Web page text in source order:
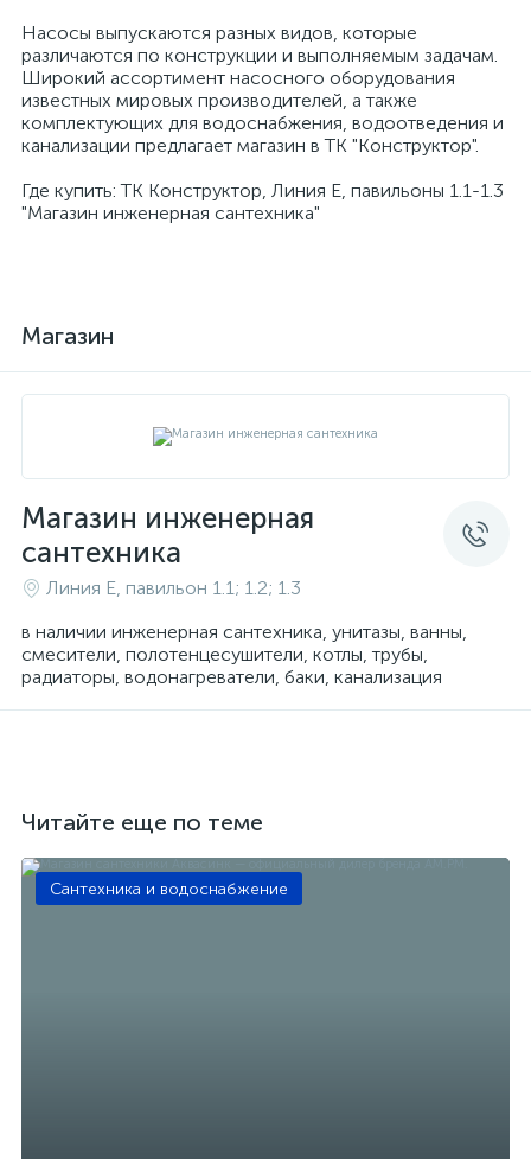
Насосы выпускаются разных видов, которые
различаются по конструкции и выполняемым задачам.
Широкий ассортимент насосного оборудования
известных мировых производителей, а также
комплектующих для водоснабжения, водоотведения и
канализации предлагает магазин в ТК "Конструктор".
Где купить: ТК Конструктор, Линия E, павильоны 1.1-1.3
"Магазин инженерная сантехника"
Магазин
Магазин инженерная
сантехника
Линия Е, павильон 1.1; 1.2; 1.3
в наличии инженерная сантехника, унитазы, ванны,
смесители, полотенцесушители, котлы, трубы,
радиаторы, водонагреватели, баки, канализация
Читайте еще по теме
Сантехника и водоснабжение